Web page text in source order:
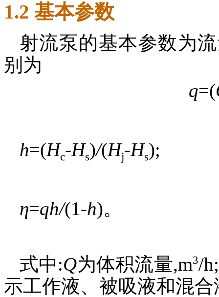
1.2 基本参数
射流泵的基本参数为
别为
q=(
h=(Hc-Hs)/(Hj-Hs);
η=qh/(1-h)。
式中:Q为体积流量,m3/h;
示工作液、被吸液和混合